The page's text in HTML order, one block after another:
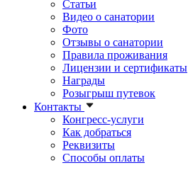
Статьи
Видео о санатории
Фото
Отзывы о санатории
Правила проживания
Лицензии и сертификаты
Награды
Розыгрыш путевок
Контакты
Конгресс-услуги
Как добраться
Реквизиты
Способы оплаты